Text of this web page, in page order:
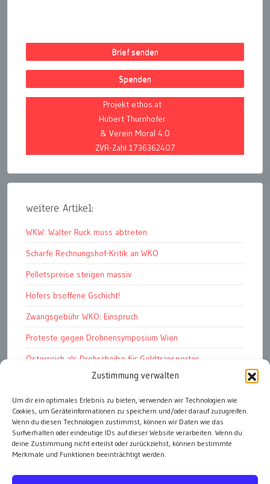
Zustimmung verwalten
Um dir ein optimales Erlebnis zu bieten, verwenden wir Technologien wie
Cookies, um Geräteinformationen zu speichern und/oder darauf zuzugreifen.
Wenn du diesen Technologien zustimmst, können wir Daten wie das
Surfverhalten oder eindeutige IDs auf dieser Website verarbeiten. Wenn du
deine Zustimmung nicht erteilst oder zurückziehst, können bestimmte
Merkmale und Funktionen beeinträchtigt werden.
Brief senden
Spenden
Projekt ethos.at
Hubert Thurnhofer
& Verein Moral 4.0
ZVR-Zahl 1736362407
weitere Artikel:
WKW: Walter Ruck muss abtreten
Scharfe Rechnungshof-Kritik an WKO
Pelletspreise steigen massiv
Hofers bsoffene Gschicht!
Zwangsgebühr WKO: Einspruch
Proteste gegen Drohnensymposium Wien
Österreich als Drehscheibe für Geldtransporter
Financial Stability Report der OeNB 2026
Genug Eier fürs Osterkörberl?
Angst vor Inflation und Krieg